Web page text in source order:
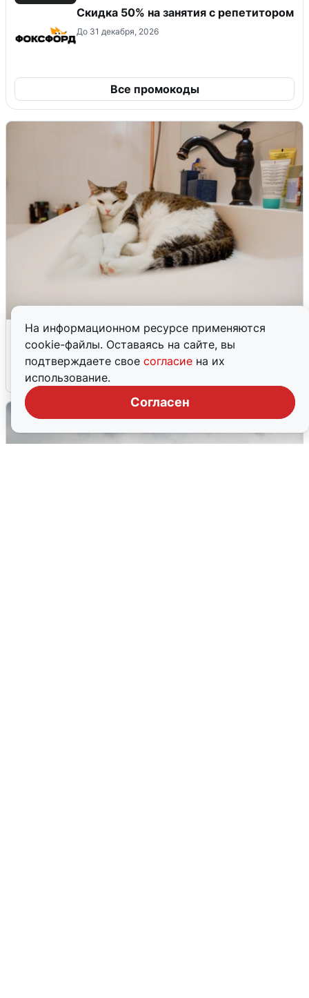
На информационном ресурсе применяются
cookie-файлы. Оставаясь на сайте, вы
подтверждаете свое согласие на их
использование.
Согласен
Скидка 50% на занятия с репетитором
До 31 декабря, 2026
Все промокоды
Екатеринбуржцам объяснили, когда
вернут воду
8 августа 0